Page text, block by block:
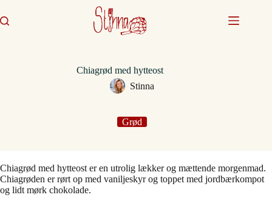
til
indhold
Chiagrød med hytteost
Stinna
Grød
Chiagrød med hytteost er en utrolig lækker og mættende morgenmad.
Chiagrøden er rørt op med vaniljeskyr og toppet med jordbærkompot
og lidt mørk chokolade.